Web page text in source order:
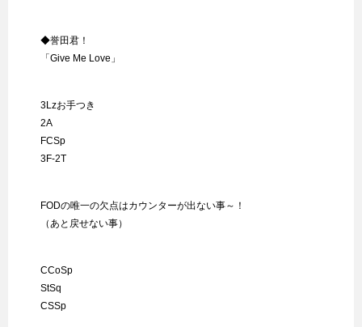
◆誉田君！
「Give Me Love」
3Lzお手つき
2A
FCSp
3F-2T
FODの唯一の欠点はカウンターが出ない事～！
（あと戻せない事）
CCoSp
StSq
CSSp